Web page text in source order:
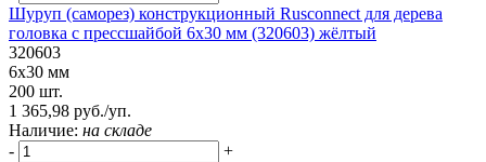
Шуруп (саморез) конструкционный Rusconnect для дерева
головка с прессшайбой 6х30 мм (320603) жёлтый
320603
6х30 мм
200 шт.
1 365,98 руб./уп.
Наличие: на складе
-
+